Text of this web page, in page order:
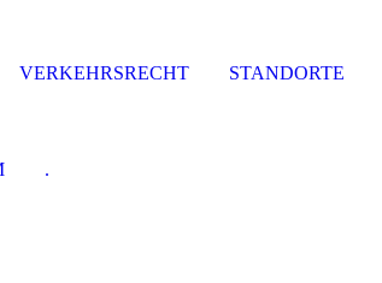
VERKEHRSRECHT STANDORTE
.